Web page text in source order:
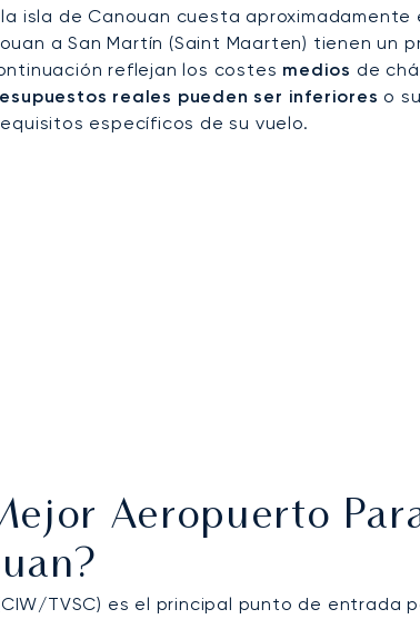
isla de Canouan cuesta
a San Martín (Saint Maarten) tienen un
reflejan los costes medios de
reales pueden ser inferiores o
específicos de su vuelo.
Aeropuerto
TVSC) es el principal punto de entrada